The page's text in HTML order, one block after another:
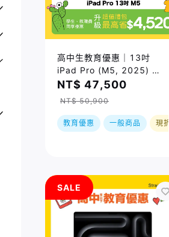
高中生教育優惠｜13吋
iPad Pro (M5, 2025) Wi-
Fi/256GB/ 兩色｜預購，
到貨後依訂單順序出貨
NT$ 47,500
NT$ 50,900
教育優惠 一般商品 現折
SALE